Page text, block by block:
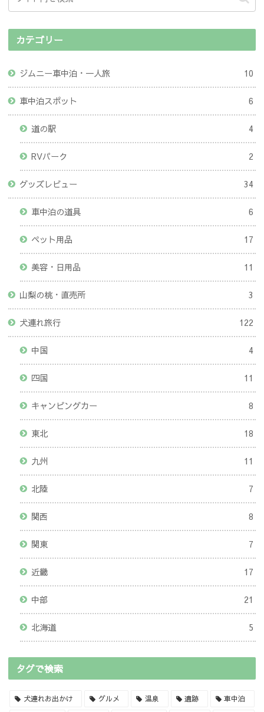
カテゴリー
ジムニー車中泊・一人旅 10
車中泊スポット 6
道の駅 4
RVパーク 2
グッズレビュー 34
車中泊の道具 6
ペット用品 17
美容・日用品 11
山梨の桃・直売所 3
犬連れ旅行 122
中国 4
四国 11
キャンピングカー 8
東北 18
九州 11
北陸 7
関西 8
関東 7
近畿 17
中部 21
北海道 5
タグで検索
犬連れお出かけ グルメ 温泉 遺跡 車中泊